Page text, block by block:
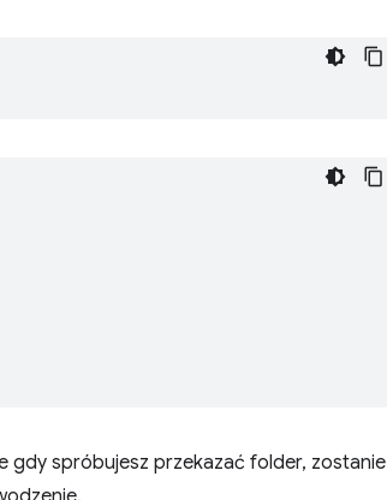
gdy spróbujesz przekazać folder, zostanie